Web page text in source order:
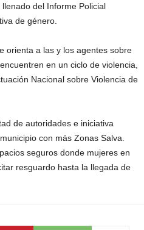
del Informe Policial
de género.
orienta a las y los agentes sobre
en un ciclo de violencia,
Nacional sobre Violencia de
de autoridades e iniciativa
con más Zonas Salva.
seguros donde mujeres en
resguardo hasta la llegada de